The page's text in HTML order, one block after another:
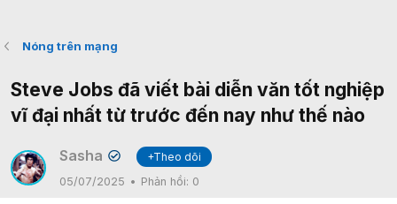
Nóng trên mạng
Steve Jobs đã viết bài diễn văn tốt nghiệp
vĩ đại nhất từ trước đến nay như thế nào
Sasha ✔
+Theo dõi
05/07/2025
Phản hồi: 0